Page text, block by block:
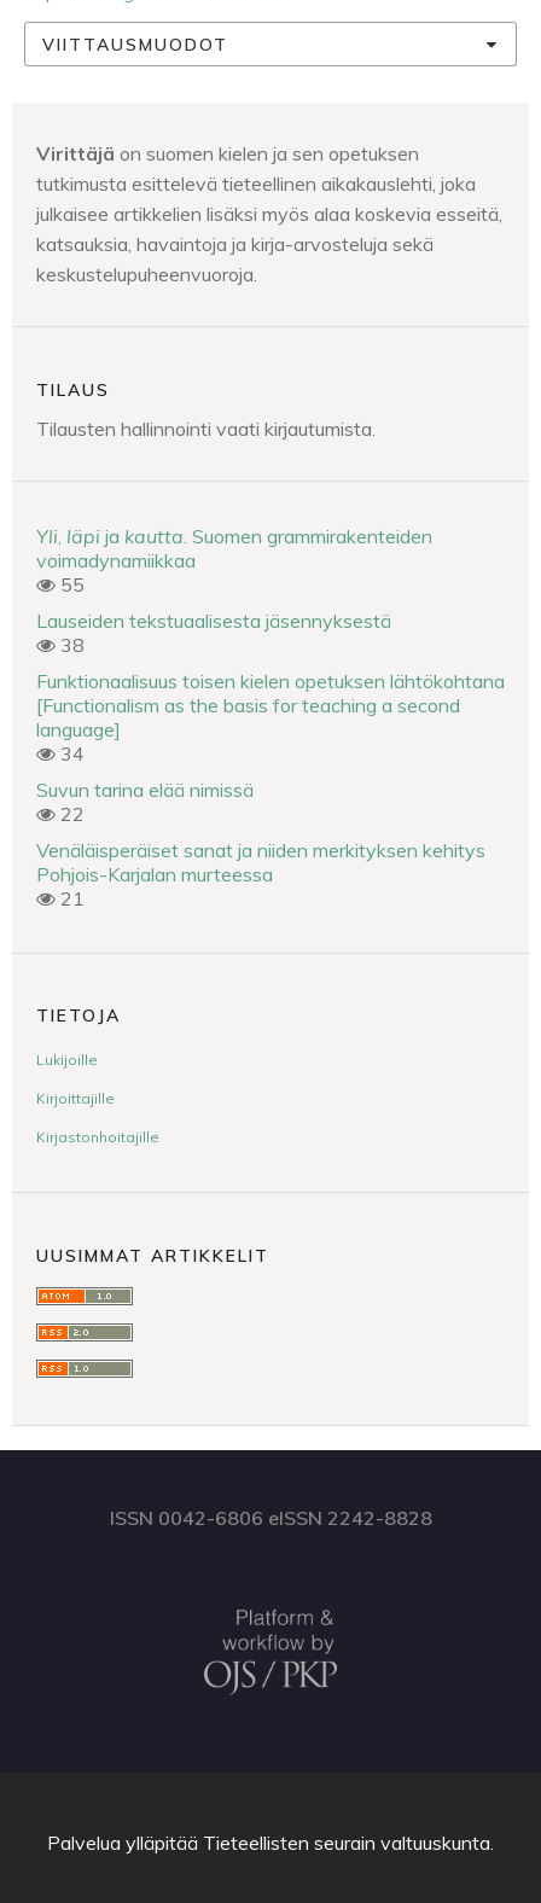
VIITTAUSMUODOT
Virittäjä on suomen kielen ja sen opetuksen
tutkimusta esittelevä tieteellinen aikakauslehti, joka
julkaisee artikkelien lisäksi myös alaa koskevia esseitä,
katsauksia, havaintoja ja kirja-arvosteluja sekä
keskustelupuheenvuoroja.
TILAUS
Tilausten hallinnointi vaati kirjautumista.
Yli läpi ja kautta . Suomen grammirakenteiden
voimadynamiikkaa
55
Lauseiden tekstuaalisesta jäsennyksestä
38
Funktionaalisuus toisen kielen opetuksen lähtökohtana
[Functionalism as the basis for teaching a second
language]
34
Suvun tarina elää nimissä
22
Venäläisperäiset sanat ja niiden merkityksen kehitys
Pohjois-Karjalan murteessa
21
TIETOJA
Lukijoille
Kirjoittajille
Kirjastonhoitajille
UUSIMMAT ARTIKKELIT
ISSN 0042-6806 eISSN 2242-8828
Palvelua ylläpitää Tieteellisten seurain valtuuskunta.